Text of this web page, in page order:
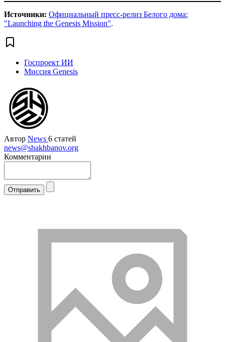
Источники: Официальный пресс-релиз Белого дома:
"Launching the Genesis Mission".
Госпроект ИИ
Миссия Genesis
Автор News 6 статей
news@shakhbanov.org
Комментарии
Отправить